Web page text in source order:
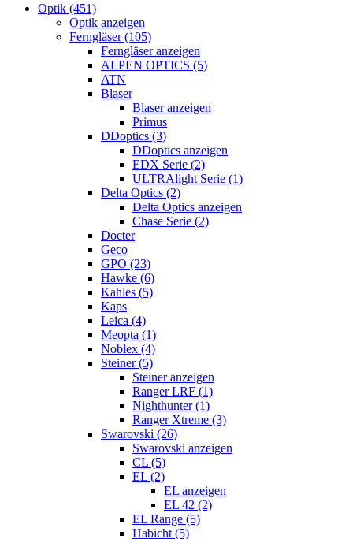
Optik (451)
Optik anzeigen
Ferngläser (105)
Ferngläser anzeigen
ALPEN OPTICS (5)
ATN
Blaser
Blaser anzeigen
Primus
DDoptics (3)
DDoptics anzeigen
EDX Serie (2)
ULTRAlight Serie (1)
Delta Optics (2)
Delta Optics anzeigen
Chase Serie (2)
Docter
Geco
GPO (23)
Hawke (6)
Kahles (5)
Kaps
Leica (4)
Meopta (1)
Noblex (4)
Steiner (5)
Steiner anzeigen
Ranger LRF (1)
Nighthunter (1)
Ranger Xtreme (3)
Swarovski (26)
Swarovski anzeigen
CL (5)
EL (2)
EL anzeigen
EL 42 (2)
EL Range (5)
Habicht (5)